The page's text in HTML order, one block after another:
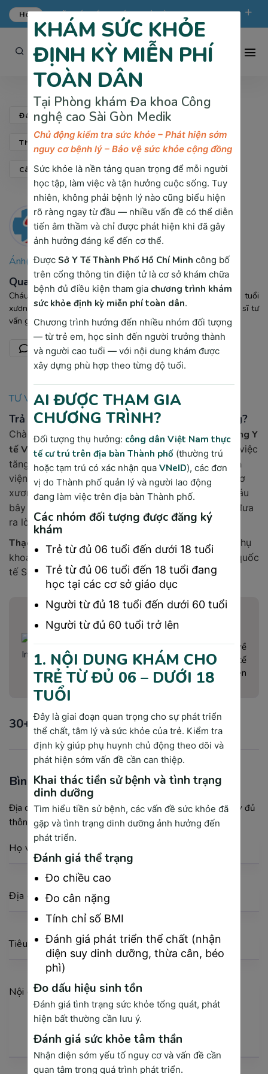
Hot ƯU ĐÃI KHÁM TỔNG QUÁT TẠI SÀI GÒN MEDIK.
phongkham@saigonmedik.com
Đánh Giá & Chia Sẻ Cộng Đồng Sức Khỏe
Thành Tích & Giải Thưởng Khách Hàng Nói Gì
Câu Hỏi Tiêu Biểu Tại SÀI GÒN MEDIK
Ánh(TP HCM) True ? 04/09/2024 - 8:33 CH :
Qua tuổi dậy thì có cao lên được không?
Cháu chào bác sĩ! Hiện nay cháu 22 tuổi và cháu muốn đo tuổi
xương để xem có còn tăng chiều cao được không. Mong bác sĩ tư
vấn giúp cháu ạ, cháu cảm ơn bác sĩ.
0 9615 Gọi tư vấn ngay
TƯ VẤN VIÊN TẠI SÀI GÒN MEDIK
Trả lời : Qua tuổi dậy thì có cao lên được không?
Chào cháu! Cảm ơn cháu đã gửi câu hỏi tới
Hệ thống Y
tế Vinmec ! Ở tuổi 22, cháu đã qua tuổi dậy thìnên việc
tăng chiều cao sẽ chậm lại. Cháu nên qua các bệnh
viện thuộc Hệ thống Y tế Vinmec khám để bác sĩ cơ
xương khớpkiểm tra tình trạng xương khớp
của cháu
bây giờ như thế nào rồi, từ đó bác sĩ sẽ tư vấn và đưa
ra lời khuyên tốt nhất cho cháu.
Thạc sĩ, Bác sĩ Trịnh Thị Thanh Huyền - Bác sĩ Sản phụ
khoa - Khoa sản phụ khoa - Phòng khám đa khoa quốc
tế Sài Gòn Medik
Bác Sĩ Nguyễn Văn A
Thạc sĩ y tế
Với 20 năm kinh nghiệm làm bác sĩ về
phẫu thuật, giúp cho kinh nghiệm thực tế
và thực hiện rất nhiều các công việc liên
quan tới phẫu thuật.
30+ bình luận
Bình luận bài viết
Địa chỉ Email của bạn sẽ được bảo mật toàn diện.Điền đầy đủ
thông tin theo yêu cầu*
Họ và tên
Địa chỉ Email
Tiêu đề
Nội dung bình luận
KHÁM SỨC KHỎE
ĐỊNH KỲ MIỄN PHÍ
TOÀN DÂN
Tại Phòng khám Đa khoa Công
nghệ cao Sài Gòn Medik
Chủ động kiểm tra sức khỏe – Phát hiện sớm
nguy cơ bệnh lý – Bảo vệ sức khỏe cộng đồng
Sức khỏe là nền tảng quan trọng để mỗi người
học tập, làm việc và tận hưởng cuộc sống. Tuy
nhiên, không phải bệnh lý nào cũng biểu hiện
rõ ràng ngay từ đầu — nhiều vấn đề có thể diễn
tiến âm thầm và chỉ được phát hiện khi đã gây
ảnh hưởng đáng kể đến cơ thể.
Được Sở Y Tế Thành Phố Hồ Chí Minh công bố
trên cổng thông tin điện tử là cơ sở khám chữa
bệnh đủ điều kiện tham gia chương trình khám
sức khỏe định kỳ miễn phí toàn dân.
Chương trình hướng đến nhiều nhóm đối tượng
— từ trẻ em, học sinh đến người trưởng thành
và người cao tuổi — với nội dung khám được
xây dựng phù hợp theo từng độ tuổi.
AI ĐƯỢC THAM GIA
CHƯƠNG TRÌNH?
Đối tượng thụ hưởng: công dân Việt Nam thực
tế cư trú trên địa bàn Thành phố(thường trú
hoặc tạm trú có xác nhận qua VNeID), các đơn
vị do Thành phố quản lý và người lao động
đang làm việc trên địa bàn Thành phố.
Các nhóm đối tượng được đăng ký
khám
Trẻ từ đủ 06 tuổi đến dưới 18 tuổi
Trẻ từ đủ 06 tuổi đến 18 tuổi đang
học tại các cơ sở giáo dục
Người từ đủ 18 tuổi đến dưới 60 tuổi
Người từ đủ 60 tuổi trở lên
1. NỘI DUNG KHÁM CHO
TRẺ TỪ ĐỦ 06 – DƯỚI 18
TUỔI
Đây là giai đoạn quan trọng cho sự phát triển
thể chất, tâm lý và sức khỏe của trẻ. Kiểm tra
định kỳ giúp phụ huynh chủ động theo dõi và
phát hiện sớm vấn đề cần can thiệp.
Khai thác tiền sử bệnh và tình trạng
dinh dưỡng
Tìm hiểu tiền sử bệnh, các vấn đề sức khỏe đã
gặp và tình trạng dinh dưỡng ảnh hưởng đến
phát triển.
Đánh giá thể trạng
Đo chiều cao
Đo cân nặng
Tính chỉ số BMI
Đánh giá phát triển thể chất (nhận
diện suy dinh dưỡng, thừa cân, béo
phì)
Đo dấu hiệu sinh tồn
Đánh giá tình trạng sức khỏe tổng quát, phát
hiện bất thường cần lưu ý.
Đánh giá sức khỏe tâm thần
Nhận diện sớm yếu tố nguy cơ và vấn đề cần
quan tâm trong quá trình phát triển.